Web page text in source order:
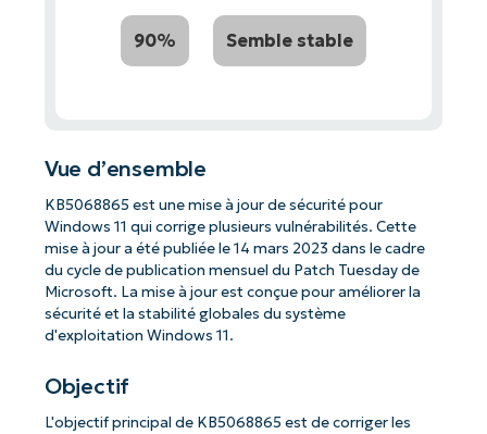
90% Semble stable
Vue d’ensemble
KB5068865 est une mise à jour de sécurité pour
Windows 11 qui corrige plusieurs vulnérabilités. Cette
mise à jour a été publiée le 14 mars 2023 dans le cadre
du cycle de publication mensuel du Patch Tuesday de
Microsoft. La mise à jour est conçue pour améliorer la
sécurité et la stabilité globales du système
d'exploitation Windows 11.
Objectif
L'objectif principal de KB5068865 est de corriger les